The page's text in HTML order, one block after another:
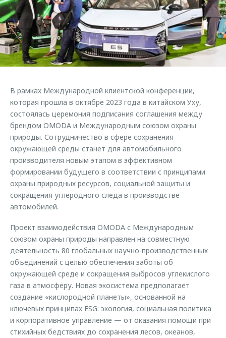
Страхование
Кредитный калькулятор
Аксессуары
Одежда и сувениры
Запчасти
Трейд-ин
Калькулятор трейд-ин
Клиентская поддержка
O&J Автоклуб
Клуб владельцев OMODA
Приложение O&J
Одежда и сувениры
Оригинальные аксессуары
Запчасти
Обратная связь
В рамках Международной клиентской конференции,
которая прошла в октябре 2023 года в китайском Уху,
состоялась церемония подписания соглашения между
брендом OMODA и Международным союзом охраны
природы. Сотрудничество в сфере сохранения
окружающей среды станет для автомобильного
производителя новым этапом в эффективном
формировании будущего в соответствии с принципами
охраны природных ресурсов, социальной защиты и
сокращения углеродного следа в производстве
автомобилей.
Проект взаимодействия OMODA с Международным
союзом охраны природы направлен на совместную
деятельность 80 глобальных научно-производственных
объединений с целью обеспечения заботы об
окружающей среде и сокращения выбросов углекислого
газа в атмосферу. Новая экосистема предполагает
создание «кислородной планеты», основанной на
ключевых принципах ESG: экология, социальная политика
и корпоративное управление — от оказания помощи при
стихийных бедствиях до сохранения лесов, океанов,